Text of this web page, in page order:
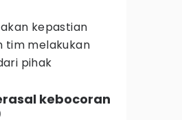
kepastian
tim melakukan
pihak
kebocoran